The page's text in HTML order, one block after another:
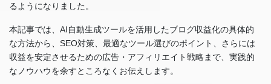
るようになりました。
本記事では、AI自動生成ツールを活用したブログ収益化の具体的
な方法から、SEO対策、最適なツール選びのポイント、さらには
収益を安定させるための広告・アフィリエイト戦略まで、実践的
なノウハウを余すところなくお伝えします。